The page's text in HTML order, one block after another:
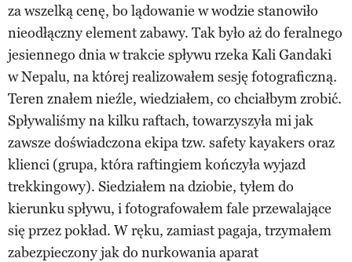
za wszelką cenę, bo lądowanie w wodzie stanowiło
nieodłączny element zabawy. Tak było aż do feralnego
jesiennego dnia w trakcie spływu rzeka Kali Gandaki
w Nepalu, na której realizowałem sesję fotograficzną.
Teren znałem nieźle, wiedziałem, co chciałbym zrobić.
Spływaliśmy na kilku raftach, towarzyszyła mi jak
zawsze doświadczona ekipa tzw. safety kayakers oraz
klienci (grupa, która raftingiem kończyła wyjazd
trekkingowy). Siedziałem na dziobie, tyłem do
kierunku spływu, i fotografowałem fale przewalające
się przez pokład. W ręku, zamiast pagaja, trzymałem
zabezpieczony jak do nurkowania aparat